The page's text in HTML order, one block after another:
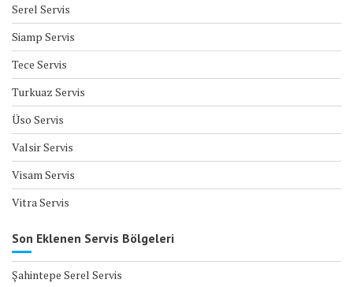
Serel Servis
Siamp Servis
Tece Servis
Turkuaz Servis
Üso Servis
Valsir Servis
Visam Servis
Vitra Servis
Son Eklenen Servis Bölgeleri
Şahintepe Serel Servis